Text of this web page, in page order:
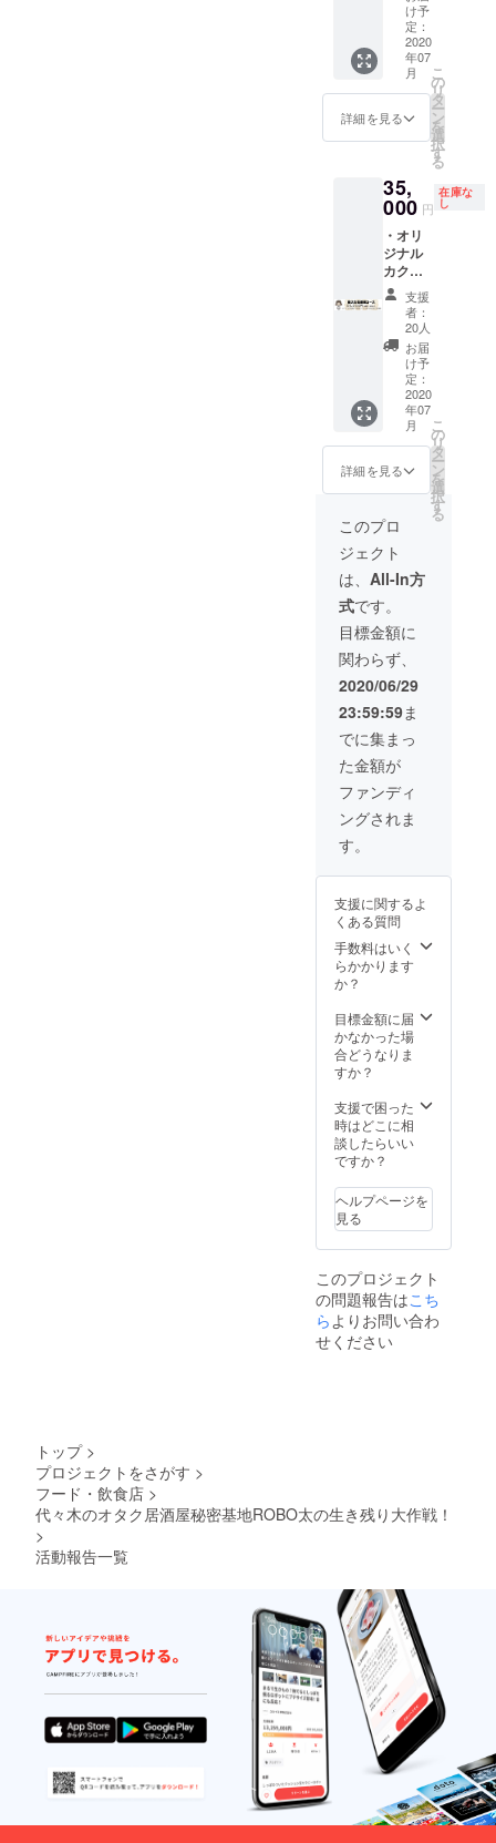
or「郵
送」を
選択し
てくだ
さい。
ブック
レット
「SPEC
IAL
THANK
S」とし
ていた
だきま
す。 ・
ROBO
じぇん
ぬと店
長によ
るお礼
動画 *リ
ターン
の受取
方法の
選択を
「ROB
O太店
頭」
or「郵
てくだ
＊備考
欄に掲
載する
お名前
を記入
お願い
いたし
ます。
須） 第
３者を
特定す
る内容
や公序
良俗に
反する
種依存
文字は
掲載出
来かね
ます。
その際
IREユー
ザーID
を使用
す。
け予
定：
2020
年07
月
詳細を見る
こ
の
リ
タ
ー
ン
を
選
択
す
る
35,
000 円
在庫な
し
・オリ
ジナル
カクテ
ル（or
ドリン
ク）を
支援者
が命名
し、お
店と共
に作
成。
1年間店
の看板
メ
ニュー
として
掲載し
ます。
また
店内に
「ROB
O太を
救った
偉大な
る勇
者」と
してメ
ニュー
にお名
前を掲
示させ
て頂き
ます。
カクテ
無料券
・
ROBO
太の縁
で出来
CD「縁
」1枚
・
ROBO
12000
円クー
ポン券
（500円
分） ・
ROBO
じぇん
ぬと店
るお礼
動画 *リ
ターン
の受取
方法の
さい。
＊支援
望のお
名前を
記入く
ださ
い。第
３者を
特定す
る内容
や公序
良俗に
反する
お名
前、機
種依存
支援
者：
20人
お届
け予
定：
2020
年07
月
詳細を見る
こ
の
リ
タ
ー
ン
を
選
択
す
る
このプロ
ジェクト
は、 All-In方
式です。
目標金額に
関わらず、
2020/06/29
23:59:59ま
でに集まっ
た金額が
ファンディ
ングされま
す。
支援に関するよ
くある質問
手数料はいく
らかかります
か？
目標金額に届
かなかった場
合どうなりま
すか？
支援で困った
時はどこに相
談したらいい
ですか？
ヘルプページを
見る
このプロジェクト
の問題報告はこち
らよりお問い合わ
せください
トップ >
プロジェクトをさがす >
フード・飲食店 >
代々木のオタク居酒屋秘密基地ROBO太の生き残り大作戦！
>
活動報告一覧